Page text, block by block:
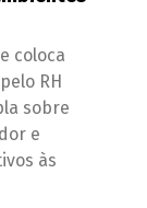
coloca
RH
sobre
e
às